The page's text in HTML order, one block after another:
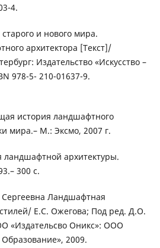
4.
и нового мира.
архитектора [Текст]/
Издательство «Искусство –
978-5- 210-01637-9.
история ландшафтного
мира.– М.: Эксмо, 2007 г.
архитектуры.
300 с.
Ландшафтная
Е.С. Ожегова; Под ред. Д.О.
«Издательсво Оникс»: ООО
2009.